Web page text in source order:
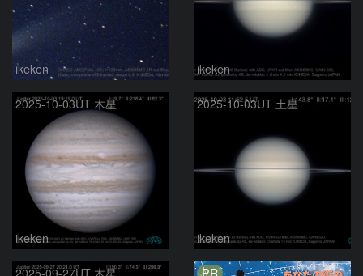
ikeken ikeken
2025-10-03UT 木星
ikeken
2025-10-03UT 土星
ikeken
2025-09-27UT 木星 PR